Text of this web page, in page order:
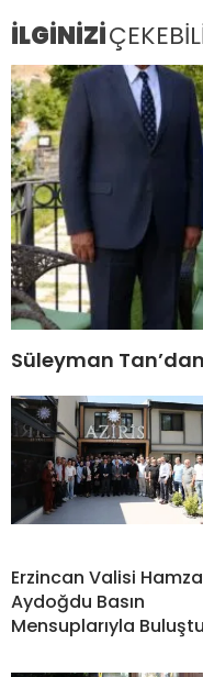
İLGİNİZİ
Süleyman
Erzincan Valisi Hamza
Aydoğdu Basın
Mensuplarıyla Buluştu